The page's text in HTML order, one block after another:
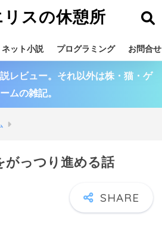
スの休憩所
ネット小説 プログラミング お問合せ
レビュー。それ以外は株・猫・ゲ
ームの雑記。
がっつり進める話